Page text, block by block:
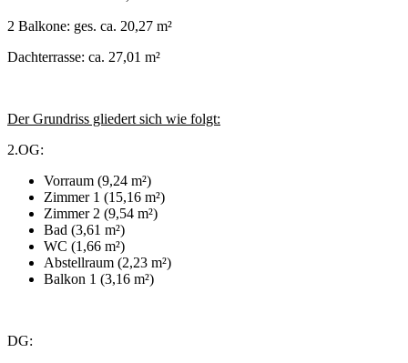
2 Balkone: ges. ca. 20,27 m²
Dachterrasse: ca. 27,01 m²
Der Grundriss gliedert sich wie folgt:
2.OG:
Vorraum (9,24 m²)
Zimmer 1 (15,16 m²)
Zimmer 2 (9,54 m²)
Bad (3,61 m²)
WC (1,66 m²)
Abstellraum (2,23 m²)
Balkon 1 (3,16 m²)
DG: